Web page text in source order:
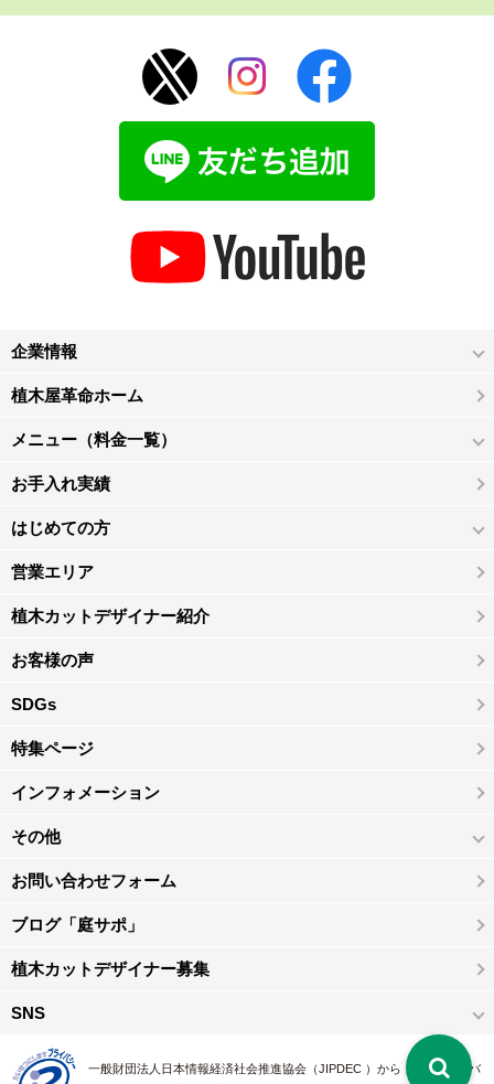
企業情報
植木屋革命ホーム
メニュー（料金一覧）
お手入れ実績
はじめての方
営業エリア
植木カットデザイナー紹介
お客様の声
SDGs
特集ページ
インフォメーション
その他
お問い合わせフォーム
ブログ「庭サポ」
植木カットデザイナー募集
SNS
一般財団法人日本情報経済社会推進協会（JIPDEC ）から 、「 プライバ